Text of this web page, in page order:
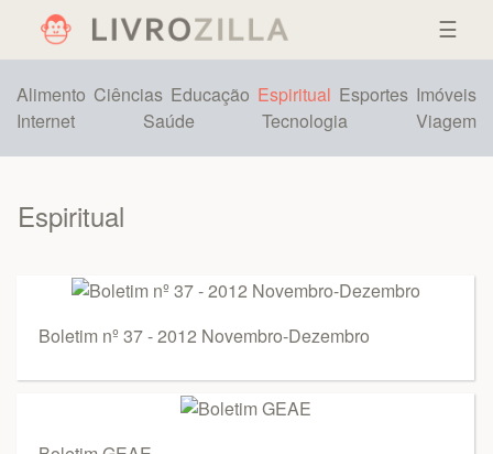
☰
Alimento Ciências Educação Espiritual Esportes Imóveis
Internet
Saúde Tecnologia Viagem
Espiritual
Boletim nº 37 - 2012 Novembro-Dezembro